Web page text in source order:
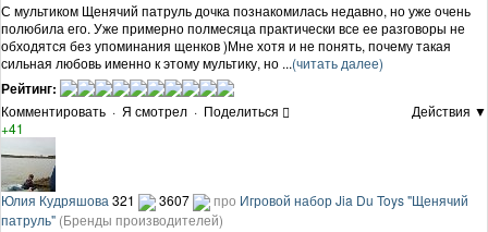
С мультиком Щенячий патруль дочка познакомилась недавно, но уже очень
полюбила его. Уже примерно полмесяца практически все ее разговоры не
обходятся без упоминания щенков )Мне хотя и не понять, почему такая
сильная любовь именно к этому мультику, но ...(читать далее)
Рейтинг:
Комментировать · Я смотрел · Поделиться
Действия ▼
+41
Юлия Кудряшова 321 3607 про Игровой набор Jia Du Toys "Щенячий
патруль" (Бренды производителей)